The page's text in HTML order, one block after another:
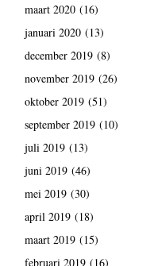
maart 2020(16)
januari 2020(13)
december 2019(8)
november 2019(26)
oktober 2019(51)
september 2019(10)
juli 2019(13)
juni 2019(46)
mei 2019(30)
april 2019(18)
maart 2019(15)
februari 2019(16)